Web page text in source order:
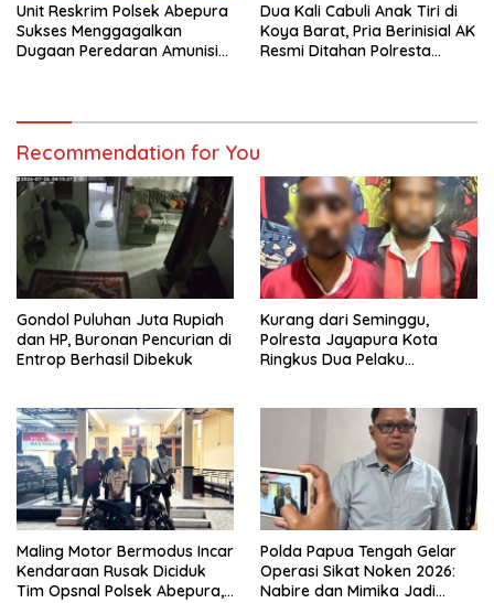
Unit Reskrim Polsek Abepura
Sukses Menggagalkan
Dugaan Peredaran Amunisi
Dua Kali Cabuli Anak Tiri di
Koya Barat, Pria Berinisial AK
Resmi Ditahan Polresta
Recommendation for You
Gondol Puluhan Juta Rupiah
dan HP, Buronan Pencurian di
Entrop Berhasil Dibekuk
Kurang dari Seminggu,
Polresta Jayapura Kota
Ringkus Dua Pelaku
Maling Motor Bermodus Incar
Kendaraan Rusak Diciduk
Tim Opsnal Polsek Abepura,
Polda Papua Tengah Gelar
Operasi Sikat Noken 2026:
Nabire dan Mimika Jadi